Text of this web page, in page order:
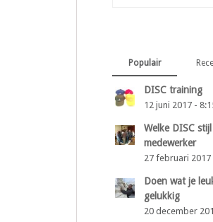
Populair
DISC training
12 juni 2017 -
Welke DISC
medewerker
27 februari 2017
Doen wat je
gelukkig
20 december